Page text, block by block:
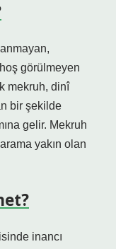
görülmeyen
mekruh, dinî
bir şekilde
gelir. Mekruh
yakın olan
inancı